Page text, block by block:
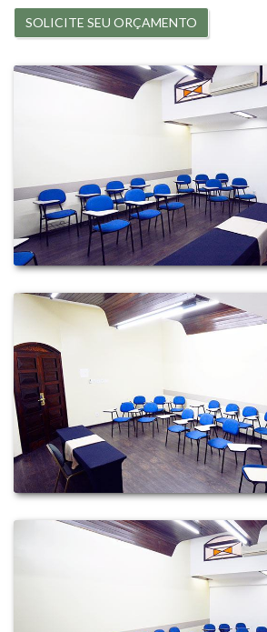
SOLICITE SEU ORÇAMENTO